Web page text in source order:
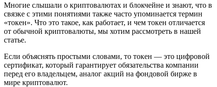
Многие слышали о криптовалютах и блокчейне и знают, что в
связке с этими понятиями также часто упоминается термин
«токен». Что это такое, как работает, и чем токен отличается
от обычной криптовалюты, мы хотим рассмотреть в нашей
статье.
Если объяснять простыми словами, то токен — это цифровой
сертификат, который гарантирует обязательства компании
перед его владельцем, аналог акций на фондовой бирже в
мире криптовалют.